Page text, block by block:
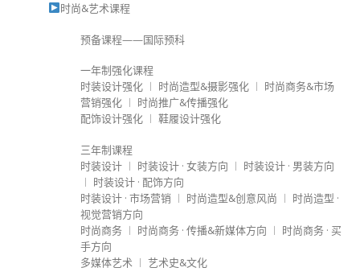
时尚&艺术课程
预备课程——国际预科
一年制强化课程
时装设计强化 ︱ 时尚造型&摄影强化 ︱ 时尚商务&市场
营销强化 ︱ 时尚推广&传播强化
配饰设计强化 ︱ 鞋履设计强化
三年制课程
时装设计 ︱ 时装设计 · 女装方向 ︱ 时装设计 · 男装方向
︱ 时装设计 · 配饰方向
时装设计 · 市场营销 ︱ 时尚造型&创意风尚 ︱ 时尚造型 ·
视觉营销方向
时尚商务 ︱ 时尚商务 · 传播&新媒体方向 ︱ 时尚商务 · 买
手方向
多媒体艺术 ︱ 艺术史&文化